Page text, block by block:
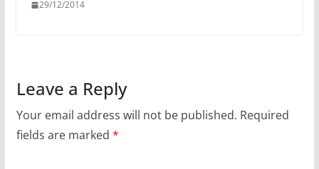
29/12/2014
Leave a Reply
Your email address will not be published. Required
fields are marked *